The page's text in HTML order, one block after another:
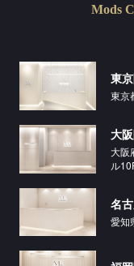
Mods
東
東京
大
大阪
ル
名
愛知